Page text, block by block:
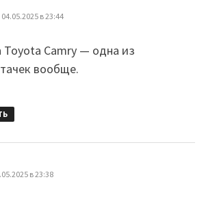
04.05.2025 в 23:44
Camry — одна из
вообще.
в 23:38